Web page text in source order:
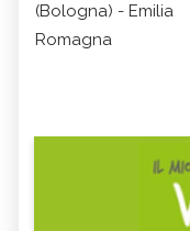
(Bologna) - Emilia
Romagna